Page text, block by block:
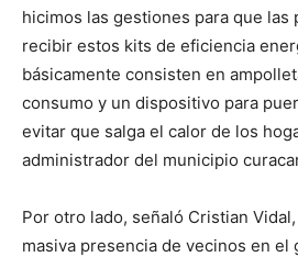
hicimos las gestiones para que las
recibir estos kits de eficiencia
básicamente consisten en
consumo y un dispositivo para
evitar que salga el calor de los
administrador del municipio
Por otro lado, señaló Cristian
masiva presencia de vecinos en el